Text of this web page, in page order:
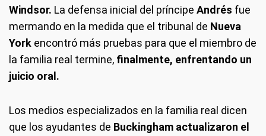
Windsor. La defensa inicial del príncipe Andrés fue
mermando en la medida que el tribunal de Nueva
York encontró más pruebas para que el miembro de
la familia real termine, finalmente, enfrentando un
juicio oral.
Los medios especializados en la familia real dicen
que los ayudantes de Buckingham actualizaron el